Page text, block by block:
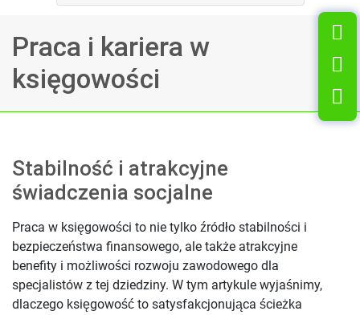
Praca i kariera w
księgowości
Stabilność i atrakcyjne
świadczenia socjalne
Praca w księgowości to nie tylko źródło stabilności i
bezpieczeństwa finansowego, ale także atrakcyjne
benefity i możliwości rozwoju zawodowego dla
specjalistów z tej dziedziny. W tym artykule wyjaśnimy,
dlaczego księgowość to satysfakcjonująca ścieżka